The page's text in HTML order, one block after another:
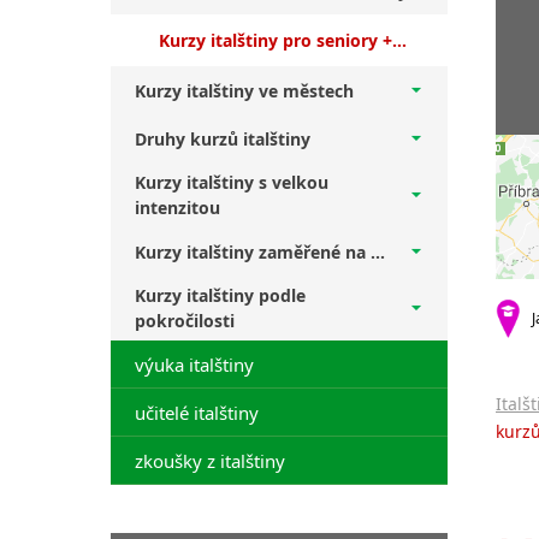
Kurzy italštiny pro seniory + začátečníci
Kurzy italštiny ve městech
Druhy kurzů italštiny
Kurzy italštiny s velkou
intenzitou
Kurzy italštiny zaměřené na ...
Kurzy italštiny podle
pokročilosti
výuka italštiny
učitelé italštiny
zkoušky z italštiny